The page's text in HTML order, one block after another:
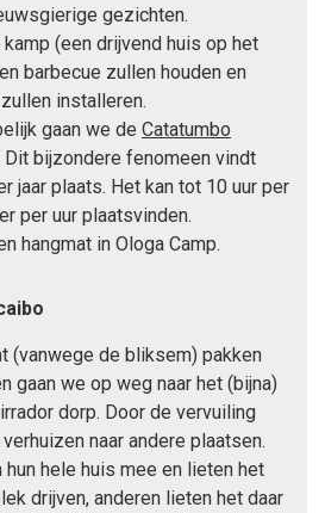
gezichten.
kamp (een drijvend huis op het
barbecue zullen houden en
installeren.
gaan we de Catatumbo
Dit bijzondere fenomeen vindt
jaar plaats. Het kan tot 10 uur per
per uur plaatsvinden.
hangmat in Ologa Camp.
(vanwege de bliksem) pakken
gaan we op weg naar het (bijna)
dorp. Door de vervuiling
naar andere plaatsen.
hun hele huis mee en lieten het
drijven, anderen lieten het daar